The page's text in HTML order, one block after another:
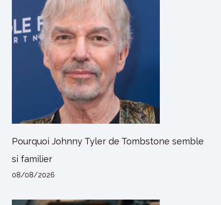
Pourquoi Johnny Tyler de Tombstone semble
si familier
08/08/2026